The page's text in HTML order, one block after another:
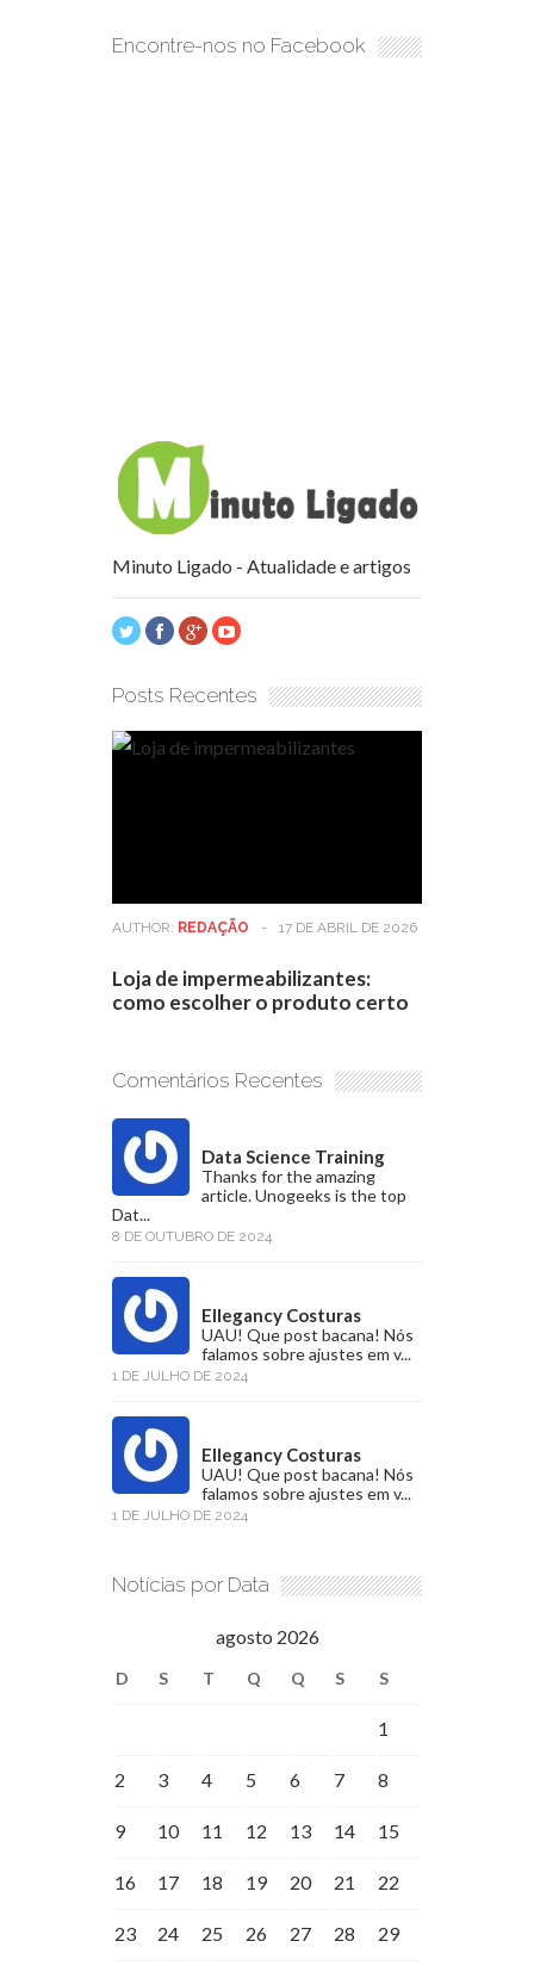
Encontre-nos no Facebook
Minuto Ligado - Atualidade e artigos
Posts Recentes
AUTHOR: REDAÇÃO - 17 DE ABRIL DE 2026
Loja de impermeabilizantes:
como escolher o produto certo
Comentários Recentes
Data Science Training
Thanks for the amazing
article. Unogeeks is the top
Dat...
8 DE OUTUBRO DE 2024
Ellegancy Costuras
UAU! Que post bacana! Nós
falamos sobre ajustes em v...
1 DE JULHO DE 2024
Ellegancy Costuras
UAU! Que post bacana! Nós
falamos sobre ajustes em v...
1 DE JULHO DE 2024
Notícias por Data
agosto 2026
D S T Q Q S S
1
2 3 4 5 6 7 8
9 10 11 12 13 14 15
16 17 18 19 20 21 22
23 24 25 26 27 28 29